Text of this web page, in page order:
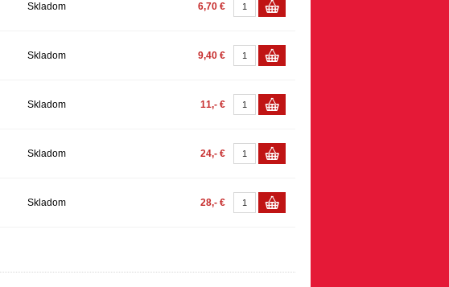
Skladom 6,70 €
Skladom 9,40 €
Skladom 11,- €
Skladom 24,- €
Skladom 28,- €